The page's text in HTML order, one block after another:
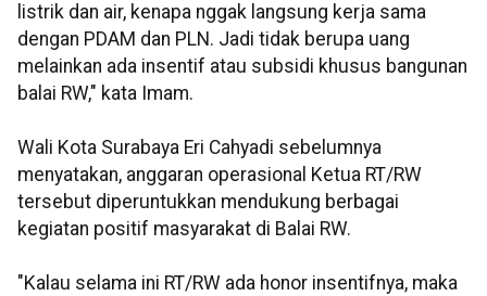
listrik dan air, kenapa nggak langsung kerja sama
dengan PDAM dan PLN. Jadi tidak berupa uang
melainkan ada insentif atau subsidi khusus bangunan
balai RW," kata Imam.
Wali Kota Surabaya Eri Cahyadi sebelumnya
menyatakan, anggaran operasional Ketua RT/RW
tersebut diperuntukkan mendukung berbagai
kegiatan positif masyarakat di Balai RW.
"Kalau selama ini RT/RW ada honor insentifnya, maka